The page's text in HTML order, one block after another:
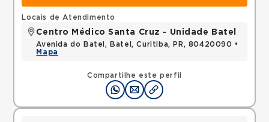
Compartilhe este perfil
Locais de Atendimento
Centro Médico Santa Cruz - Unidade Batel
Avenida do Batel, Batel, Curitiba, PR, 80420090 •
Mapa